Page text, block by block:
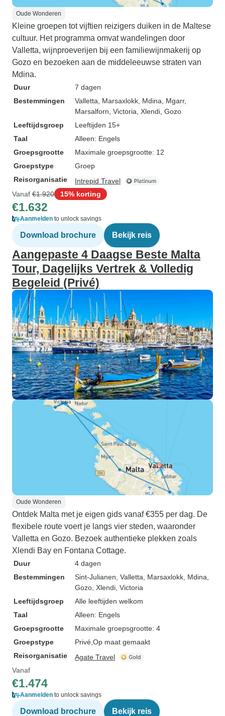
Oude Wonderen
Kleine groepen tot vijftien reizigers duiken in de Maltese
cultuur. Het programma omvat wandelingen door
Valletta, wijnproeverijen bij een familiewijnmakerij op
Gozo en bezoeken aan de middeleeuwse straten van
Mdina.
Duur
7 dagen
Bestemmingen
Valletta , Marsaxlokk , Mdina , Mgarr,
Marsalforn , Victoria , Xlendi , Gozo
Leeftijdsgroep
Leeftijden 15+
Taal
Alleen: Engels
Groepsgrootte
Maximale groepsgrootte: 12
Groepstype
Groep
Reisorganisatie
Intrepid Travel
Vanaf €1.920 15% korting
€1.632
Aanmelden to unlock savings
Download brochure Bekijk reis
Aangepaste 4 Daagse Beste Malta
Tour, Dagelijks Vertrek & Volledig
Begeleid (Privé)
Oude Wonderen
Ontdek Malta met je eigen gids vanaf €355 per dag. De
flexibele route voert je langs vier steden, waaronder
Valletta en Gozo. Bezoek authentieke plekken zoals
Xlendi Bay en Fontana Cottage.
Duur
4 dagen
Bestemmingen
Sint-Julianen , Valletta , Marsaxlokk , Mdina
Gozo , Xlendi , Victoria
Leeftijdsgroep
Alle leeftijden welkom
Taal
Alleen: Engels
Groepsgrootte
Maximale groepsgrootte: 4
Groepstype
Privé Op maat gemaakt
Reisorganisatie
Agate Travel
Vanaf
€1.474
Aanmelden to unlock savings
Download brochure Bekijk reis